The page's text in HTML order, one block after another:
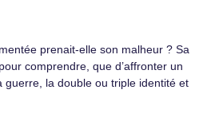
prenait-elle son malheur ? Sa
comprendre, que d’affronter un
guerre, la double ou triple identité et